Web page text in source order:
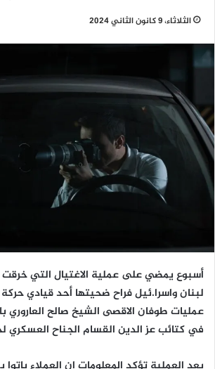
الثلاثاء، 9 كانون الثاني 2024
أسبوع يمضي على عملية الاغتيال التي خرقت
لبنان واسرا.ئيل فراح ضحيتها أحد قيادي
عمليات طوفان الاقصى الشيخ صالح العاروري
في كتائب عز الدين القسام الجناح العسكري